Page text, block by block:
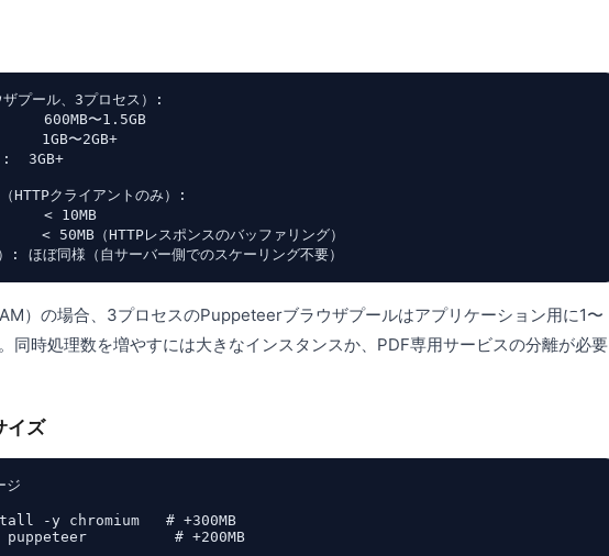
プール、3プロセス）:
600MB〜1.5GB
1GB〜2GB+
:  3GB+
HTTPクライアントのみ）:
< 10MB
< 50MB（HTTPレスポンスのバッファリング）
）の場合、3プロセスのPuppeteerブラウザプールはアプリケーション用に1〜
同時処理数を増やすには大きなインスタンスか、PDF専用サービスの分離が必要
イズ
ジ
-y chromium   # +300MB
puppeteer          # +200MB